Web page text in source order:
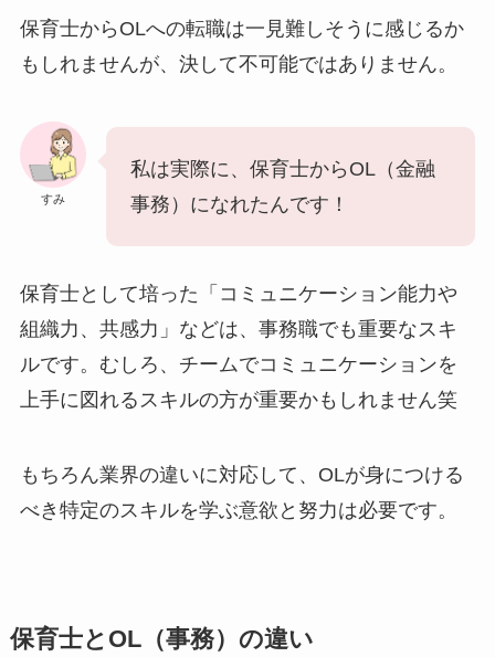
保育士からOLへの転職は一見難しそうに感じるか
もしれませんが、決して不可能ではありません。
すみ
私は実際に、保育士からOL（金融
事務）になれたんです！
保育士として培った「コミュニケーション能力や
組織力、共感力」などは、事務職でも重要なスキ
ルです。むしろ、チームでコミュニケーションを
上手に図れるスキルの方が重要かもしれません笑
もちろん業界の違いに対応して、OLが身につける
べき特定のスキルを学ぶ意欲と努力は必要です。
保育士とOL（事務）の違い